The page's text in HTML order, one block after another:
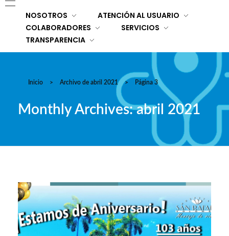
NOSOTROS
ATENCIÓN AL USUARIO
COLABORADORES
SERVICIOS
TRANSPARENCIA
Inicio > Archivo de abril 2021 > Página 3
Monthly Archives: abril 2021